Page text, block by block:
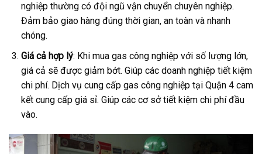
nghiệp thường có đội ngũ vận chuyển chuyên nghiệp.
Đảm bảo giao hàng đúng thời gian, an toàn và nhanh
chóng.
Giá cả hợp lý: Khi mua gas công nghiệp với số lượng lớn,
giá cả sẽ được giảm bớt. Giúp các doanh nghiệp tiết kiệm
chi phí. Dịch vụ cung cấp gas công nghiệp tại Quận 4 cam
kết cung cấp giá sỉ. Giúp các cơ sở tiết kiệm chi phí đầu
vào.